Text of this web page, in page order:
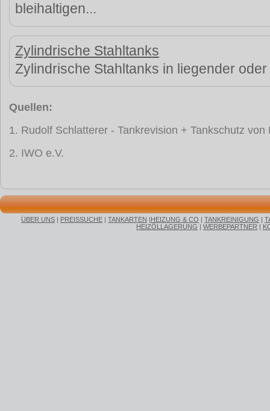
bleihaltigen...
Zylindrische Stahltanks
Zylindrische Stahltanks in liegender
Quellen:
1. Rudolf Schlatterer - Tankrevision + Tankschutz
2. IWO e.V.
ÜBER UNS | PREISSUCHE | TANKARTEN |HEIZUNG & CO | TANKREINIGUNG |
HEIZÖLLAGERUNG | WERBEPARTNER |